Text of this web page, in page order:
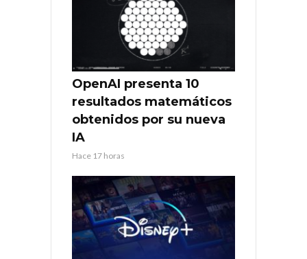
OpenAI presenta 10
resultados matemáticos
obtenidos por su nueva
IA
Hace 17 horas